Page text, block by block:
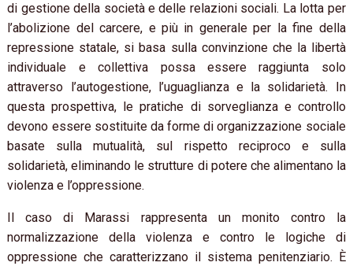
di gestione della società e delle relazioni sociali. La lotta per
l’abolizione del carcere, e più in generale per la fine della
repressione statale, si basa sulla convinzione che la libertà
individuale e collettiva possa essere raggiunta solo
attraverso l’autogestione, l’uguaglianza e la solidarietà. In
questa prospettiva, le pratiche di sorveglianza e controllo
devono essere sostituite da forme di organizzazione sociale
basate sulla mutualità, sul rispetto reciproco e sulla
solidarietà, eliminando le strutture di potere che alimentano la
violenza e l’oppressione.
Il caso di Marassi rappresenta un monito contro la
normalizzazione della violenza e contro le logiche di
oppressione che caratterizzano il sistema penitenziario. È